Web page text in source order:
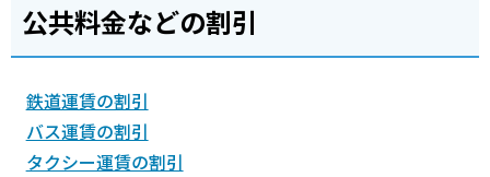
公共料金などの割引
鉄道運賃の割引
バス運賃の割引
タクシー運賃の割引